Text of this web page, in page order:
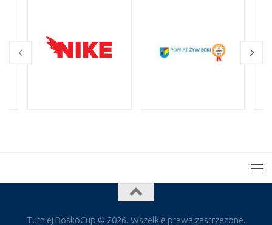
Turniej BoskoCup © 2026. Wszelkie prawa zastrzeżone.